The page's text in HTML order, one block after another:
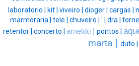
laboratorio |
kit | viveiro | dioger | cargas |
marmoraria | tele | chuveiro | ' | dra |
retentor | concerto | arneldo | pontos |
marta | duto |